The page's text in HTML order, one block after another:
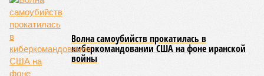
Волна самоубийств прокатилась в
киберкомандовании США на фоне иранской
войны